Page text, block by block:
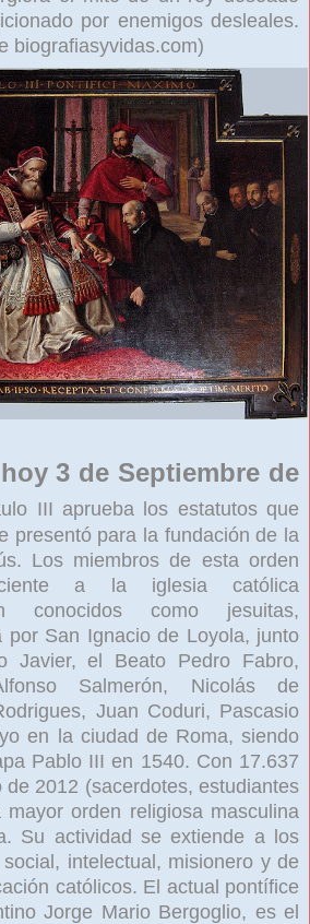
por enemigos desleales.
biografiasyvidas.com)
3 de Septiembre de
III aprueba los estatutos que
presentó para la fundación de la
Los miembros de esta orden
a la iglesia católica
conocidos como jesuitas,
por San Ignacio de Loyola, junto
Javier, el Beato Pedro Fabro,
Salmerón, Nicolás de
Juan Coduri, Pascasio
en la ciudad de Roma, siendo
Pablo III en 1540. Con 17.637
de 2012 (sacerdotes, estudiantes
orden religiosa masculina
Su actividad se extiende a los
intelectual, misionero y de
católicos. El actual pontífice
Jorge Mario Bergoglio, es el